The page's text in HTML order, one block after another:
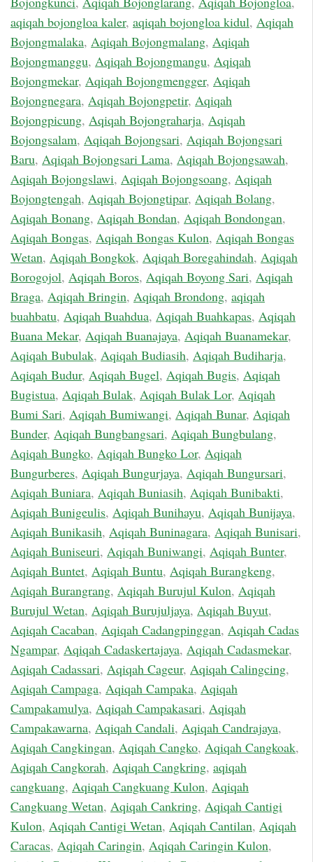
aqiqah bojongloa kaler, aqiqah bojongloa kidul, Aqiqah
Bojongmalaka, Aqiqah Bojongmalang, Aqiqah
Bojongmanggu, Aqiqah Bojongmangu, Aqiqah
Bojongmekar, Aqiqah Bojongmengger, Aqiqah
Bojongnegara, Aqiqah Bojongpetir, Aqiqah
Bojongpicung, Aqiqah Bojongraharja, Aqiqah
Bojongsalam, Aqiqah Bojongsari, Aqiqah Bojongsari
Baru, Aqiqah Bojongsari Lama, Aqiqah Bojongsawah,
Aqiqah Bojongslawi, Aqiqah Bojongsoang, Aqiqah
Bojongtengah, Aqiqah Bojongtipar, Aqiqah Bolang,
Aqiqah Bonang, Aqiqah Bondan, Aqiqah Bondongan,
Aqiqah Bongas, Aqiqah Bongas Kulon, Aqiqah Bongas
Wetan, Aqiqah Bongkok, Aqiqah Boregahindah, Aqiqah
Borogojol, Aqiqah Boros, Aqiqah Boyong Sari, Aqiqah
Braga, Aqiqah Bringin, Aqiqah Brondong, aqiqah
buahbatu, Aqiqah Buahdua, Aqiqah Buahkapas, Aqiqah
Buana Mekar, Aqiqah Buanajaya, Aqiqah Buanamekar,
Aqiqah Bubulak, Aqiqah Budiasih, Aqiqah Budiharja,
Aqiqah Budur, Aqiqah Bugel, Aqiqah Bugis, Aqiqah
Bugistua, Aqiqah Bulak, Aqiqah Bulak Lor, Aqiqah
Bumi Sari, Aqiqah Bumiwangi, Aqiqah Bunar, Aqiqah
Bunder, Aqiqah Bungbangsari, Aqiqah Bungbulang,
Aqiqah Bungko, Aqiqah Bungko Lor, Aqiqah
Bungurberes, Aqiqah Bungurjaya, Aqiqah Bungursari,
Aqiqah Buniara, Aqiqah Buniasih, Aqiqah Bunibakti,
Aqiqah Bunigeulis, Aqiqah Bunihayu, Aqiqah Bunijaya,
Aqiqah Bunikasih, Aqiqah Buninagara, Aqiqah Bunisari,
Aqiqah Buniseuri, Aqiqah Buniwangi, Aqiqah Bunter,
Aqiqah Buntet, Aqiqah Buntu, Aqiqah Burangkeng,
Aqiqah Burangrang, Aqiqah Burujul Kulon, Aqiqah
Burujul Wetan, Aqiqah Burujuljaya, Aqiqah Buyut,
Aqiqah Cacaban, Aqiqah Cadangpinggan, Aqiqah Cadas
Ngampar, Aqiqah Cadaskertajaya, Aqiqah Cadasmekar,
Aqiqah Cadassari, Aqiqah Cageur, Aqiqah Calingcing,
Aqiqah Campaga, Aqiqah Campaka, Aqiqah
Campakamulya, Aqiqah Campakasari, Aqiqah
Campakawarna, Aqiqah Candali, Aqiqah Candrajaya,
Aqiqah Cangkingan, Aqiqah Cangko, Aqiqah Cangkoak,
Aqiqah Cangkorah, Aqiqah Cangkring, aqiqah
cangkuang, Aqiqah Cangkuang Kulon, Aqiqah
Cangkuang Wetan, Aqiqah Cankring, Aqiqah Cantigi
Kulon, Aqiqah Cantigi Wetan, Aqiqah Cantilan, Aqiqah
Caracas, Aqiqah Caringin, Aqiqah Caringin Kulon,